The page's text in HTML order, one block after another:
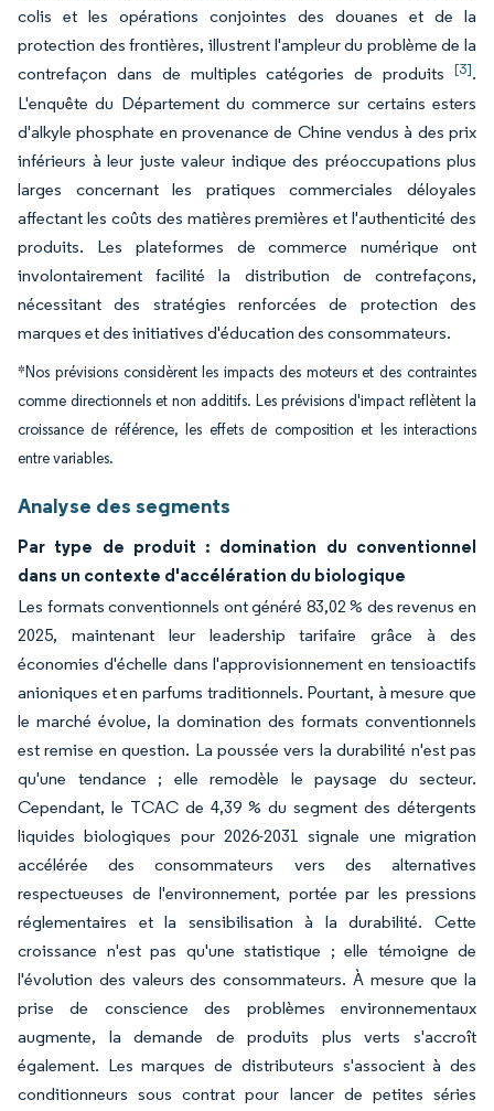
colis et les opérations conjointes des douanes et de la
protection des frontières, illustrent l'ampleur du problème de la
contrefaçon dans de multiples catégories de produits [3].
L'enquête du Département du commerce sur certains esters
d'alkyle phosphate en provenance de Chine vendus à des prix
inférieurs à leur juste valeur indique des préoccupations plus
larges concernant les pratiques commerciales déloyales
affectant les coûts des matières premières et l'authenticité des
produits. Les plateformes de commerce numérique ont
involontairement facilité la distribution de contrefaçons,
nécessitant des stratégies renforcées de protection des
marques et des initiatives d'éducation des consommateurs.
*Nos prévisions considèrent les impacts des moteurs et des contraintes
comme directionnels et non additifs. Les prévisions d'impact reflètent la
croissance de référence, les effets de composition et les interactions
entre variables.
Analyse des segments
Par type de produit : domination du conventionnel
dans un contexte d'accélération du biologique
Les formats conventionnels ont généré 83,02 % des revenus en
2025, maintenant leur leadership tarifaire grâce à des
économies d'échelle dans l'approvisionnement en tensioactifs
anioniques et en parfums traditionnels. Pourtant, à mesure que
le marché évolue, la domination des formats conventionnels
est remise en question. La poussée vers la durabilité n'est pas
qu'une tendance ; elle remodèle le paysage du secteur.
Cependant, le TCAC de 4,39 % du segment des détergents
liquides biologiques pour 2026-2031 signale une migration
accélérée des consommateurs vers des alternatives
respectueuses de l'environnement, portée par les pressions
réglementaires et la sensibilisation à la durabilité. Cette
croissance n'est pas qu'une statistique ; elle témoigne de
l'évolution des valeurs des consommateurs. À mesure que la
prise de conscience des problèmes environnementaux
augmente, la demande de produits plus verts s'accroît
également. Les marques de distributeurs s'associent à des
conditionneurs sous contrat pour lancer de petites séries